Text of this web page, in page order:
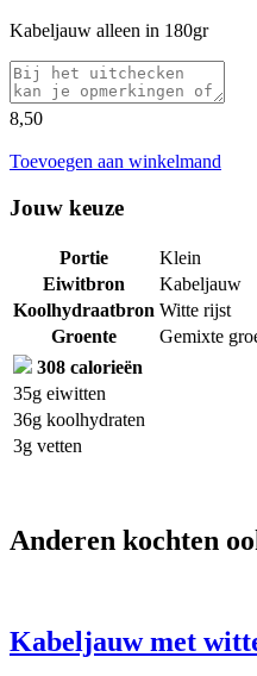
Kabeljauw alleen in 180gr
8,50
Toevoegen aan winkelmand
Jouw keuze
Portie
Klein
Eiwitbron
Kabeljauw
Koolhydraatbron Witte rijst
Groente
Gemixte
308 calorieën
35g eiwitten
36g koolhydraten
3g vetten
Anderen kochten
Kabeljauw met